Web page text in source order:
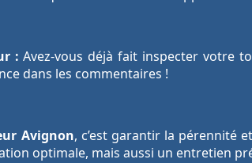
: Avez-vous déjà fait inspecter votre
dans les commentaires !
Avignon, c’est garantir la pérennité
optimale, mais aussi un entretien